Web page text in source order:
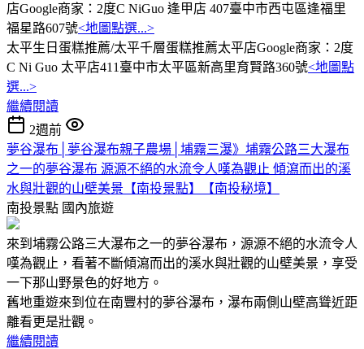
店Google商家：2度C NiGuo 逢甲店 407臺中市西屯區逢福里
福星路607號<地圖點選...>
太平生日蛋糕推薦/太平千層蛋糕推薦太平店Google商家：2度
C Ni Guo 太平店411臺中市太平區新高里育賢路360號<地圖點
選...>
繼續閱讀
2週前
夢谷瀑布│夢谷瀑布親子農場│埔霧三瀑》埔霧公路三大瀑布
之一的夢谷瀑布 源源不絕的水流令人嘆為觀止 傾瀉而出的溪
水與壯觀的山壁美景【南投景點】【南投秘境】
南投景點 國內旅遊
來到埔霧公路三大瀑布之一的夢谷瀑布，源源不絕的水流令人
嘆為觀止，看著不斷傾瀉而出的溪水與壯觀的山壁美景，享受
一下那山野景色的好地方。
舊地重遊來到位在南豐村的夢谷瀑布，瀑布兩側山壁高聳近距
離看更是壯觀。
繼續閱讀